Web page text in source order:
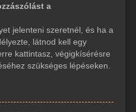
a
jelenteni szeretnél, és ha a
látnod kell egy
kattintasz, végigkísérésre
szükséges lépéseken.